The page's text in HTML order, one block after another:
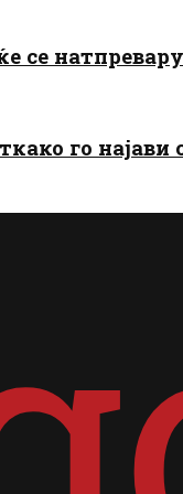
се
го најави